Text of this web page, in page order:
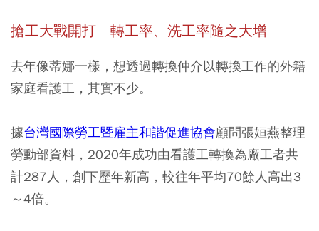
搶工大戰開打 轉工率、洗工率隨之大增
去年像蒂娜一樣，想透過轉換仲介以轉換工作的外籍
家庭看護工，其實不少。
據台灣國際勞工暨雇主和諧促進協會顧問張姮燕整理
勞動部資料， 2020年成功由看護工轉換為廠工者共
計287人，創下歷年新高 ，較往年平均70餘人高出3
～4倍。